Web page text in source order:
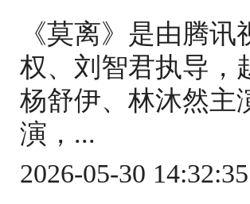
《莫离》是由腾
权、刘智君执导，
杨舒伊、林沐然主
演，...
2026-05-30 14:32:35